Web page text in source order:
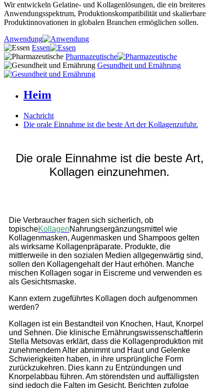
Wir entwickeln Gelatine- und Kollagenlösungen, die ein breiteres
Anwendungsspektrum, Produktionskompatibilität und skalierbare
Produktinnovationen in globalen Branchen ermöglichen sollen.
Anwendung
Essen
Pharmazeutische
Gesundheit und Ernährung
Heim
Nachricht
Die orale Einnahme ist die beste Art der Kollagenzufuhr.
Die orale Einnahme ist die beste Art,
Kollagen einzunehmen.
Die Verbraucher fragen sich sicherlich, ob
topischeKollagenNahrungsergänzungsmittel wie
Kollagenmasken, Augenmasken und Shampoos gelten
als wirksame Kollagenpräparate. Produkte, die
mittlerweile in den sozialen Medien allgegenwärtig sind,
sollen den Kollagengehalt der Haut erhöhen. Manche
mischen Kollagen sogar in Eiscreme und verwenden es
als Gesichtsmaske.
Kann extern zugeführtes Kollagen doch aufgenommen
werden?
Kollagen ist ein Bestandteil von Knochen, Haut, Knorpel
und Sehnen. Die klinische Ernährungswissenschaftlerin
Stella Metsovas erklärt, dass die Kollagenproduktion mit
zunehmendem Alter abnimmt und Haut und Gelenke
Schwierigkeiten haben, in ihre ursprüngliche Form
zurückzukehren. Dies kann zu Entzündungen und
Knorpelabbau führen. Am störendsten und auffälligsten
sind jedoch die Falten im Gesicht. Berichten zufolge